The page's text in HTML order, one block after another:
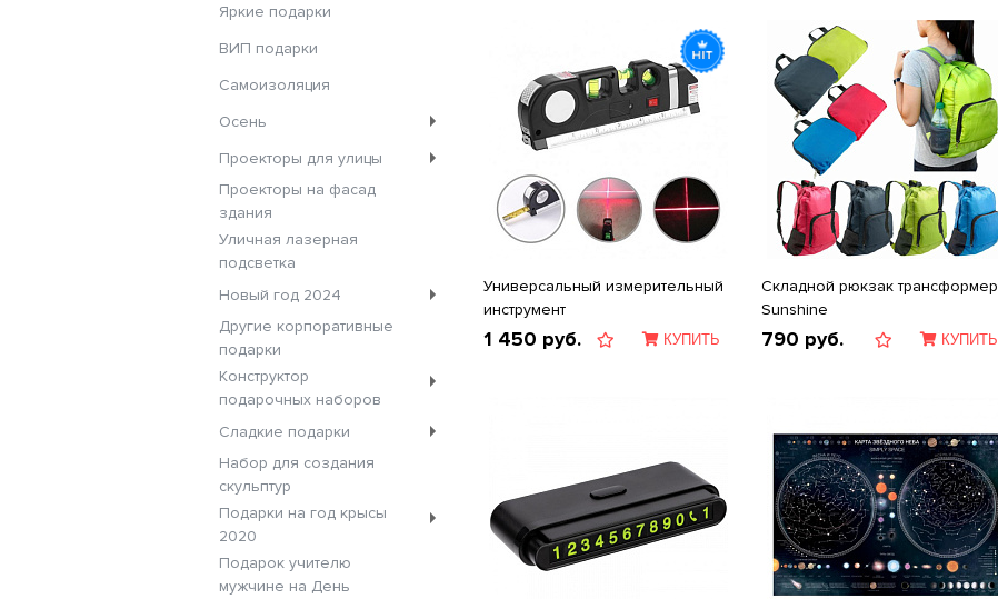
Яркие подарки
ВИП подарки
Самоизоляция
Осень
Проекторы для улицы
Проекторы на фасад
здания
Уличная лазерная
подсветка
Новый год 2024
Другие корпоративные
подарки
Конструктор
подарочных наборов
Сладкие подарки
Набор для создания
скульптур
Подарки на год крысы
2020
Подарок учителю
мужчине на День
Универсальный измерительный
инструмент
1 450 руб. КУПИТЬ
Складной рюкзак трансформер
Sunshine
790 руб. КУПИТЬ